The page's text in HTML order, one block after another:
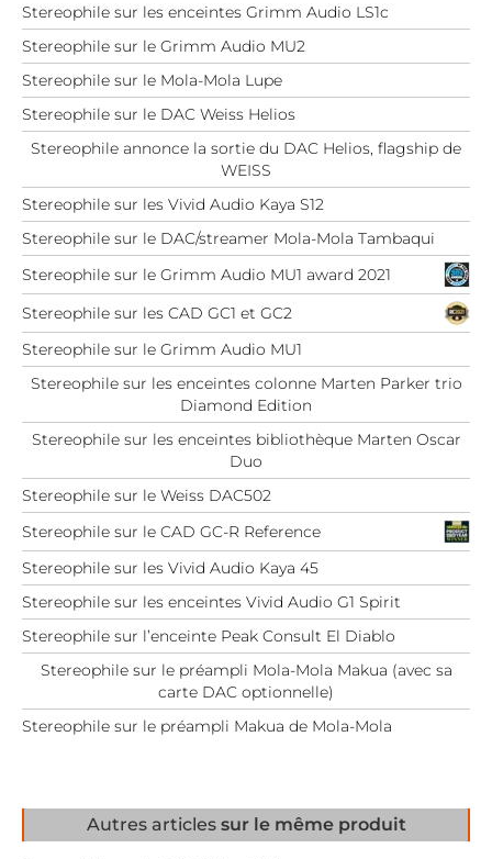
Stereophile sur les enceintes Grimm Audio LS1c
Stereophile sur le Grimm Audio MU2
Stereophile sur le Mola-Mola Lupe
Stereophile sur le DAC Weiss Helios
Stereophile annonce la sortie du DAC Helios, flagship de
WEISS
Stereophile sur les Vivid Audio Kaya S12
Stereophile sur le DAC/streamer Mola-Mola Tambaqui
Stereophile sur le Grimm Audio MU1 award 2021
Stereophile sur les CAD GC1 et GC2
Stereophile sur le Grimm Audio MU1
Stereophile sur les enceintes colonne Marten Parker trio
Diamond Edition
Stereophile sur les enceintes bibliothèque Marten Oscar
Duo
Stereophile sur le Weiss DAC502
Stereophile sur le CAD GC-R Reference
Stereophile sur les Vivid Audio Kaya 45
Stereophile sur les enceintes Vivid Audio G1 Spirit
Stereophile sur l’enceinte Peak Consult El Diablo
Stereophile sur le préampli Mola-Mola Makua (avec sa
carte DAC optionnelle)
Stereophile sur le préampli Makua de Mola-Mola
Autres articles sur le même produit